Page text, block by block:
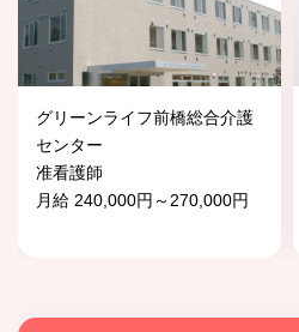
グリーンライフ前橋総合介護
センター
准看護師
月給 240,000円～270,000円